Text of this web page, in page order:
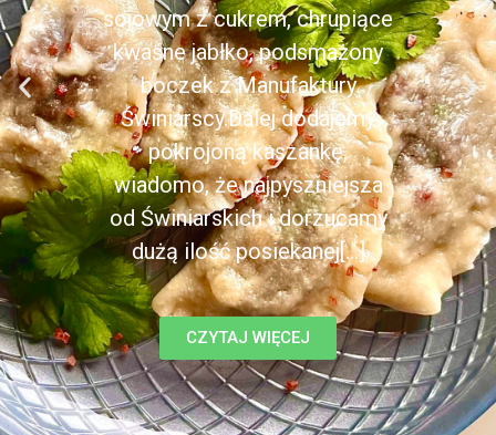
sojowym z cukrem, chrupiące
kwaśne jabłko, podsmażony
boczek z Manufaktury
Świniarscy.Dalej dodajemy
pokrojoną kaszankę,
wiadomo, że najpyszniejsza
od Świniarskich i dorzucamy
dużą ilość posiekanej[...]
CZYTAJ WIĘCEJ